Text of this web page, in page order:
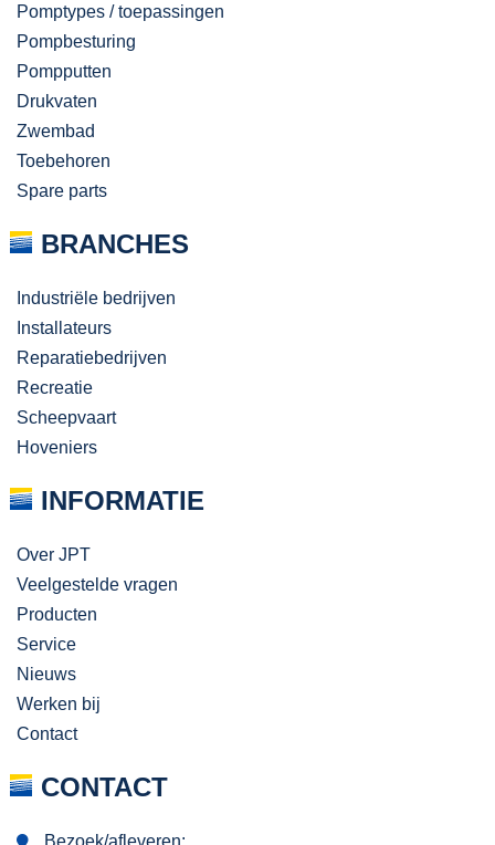
Pomptypes / toepassingen
Pompbesturing
Pompputten
Drukvaten
Zwembad
Toebehoren
Spare parts
BRANCHES
Industriële bedrijven
Installateurs
Reparatiebedrijven
Recreatie
Scheepvaart
Hoveniers
INFORMATIE
Over JPT
Veelgestelde vragen
Producten
Service
Nieuws
Werken bij
Contact
CONTACT
Bezoek/afleveren: